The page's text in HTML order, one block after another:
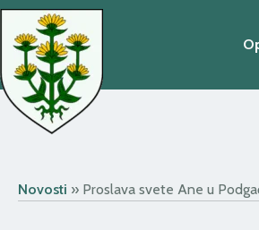
Novosti » Proslava svete Ane u